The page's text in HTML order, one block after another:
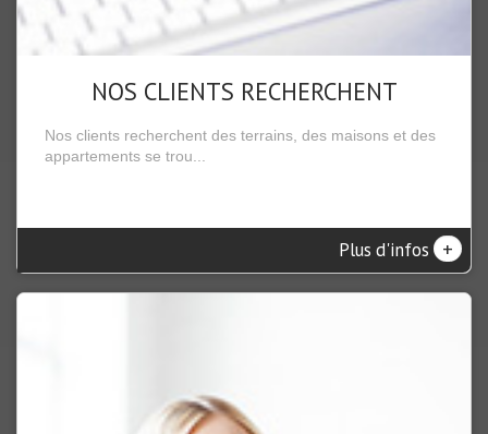
NOS CLIENTS RECHERCHENT
Nos clients recherchent des terrains, des maisons et des
appartements se trou...
Plus d'infos +